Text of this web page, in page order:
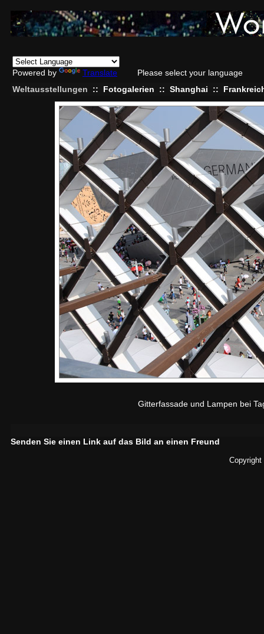
Powered by Translate
Please select your language
Weltausstellungen
:: Fotogalerien :: Shanghai ::
Gitterfassade und Lampen bei
Senden Sie einen Link auf das Bild an einen Freund